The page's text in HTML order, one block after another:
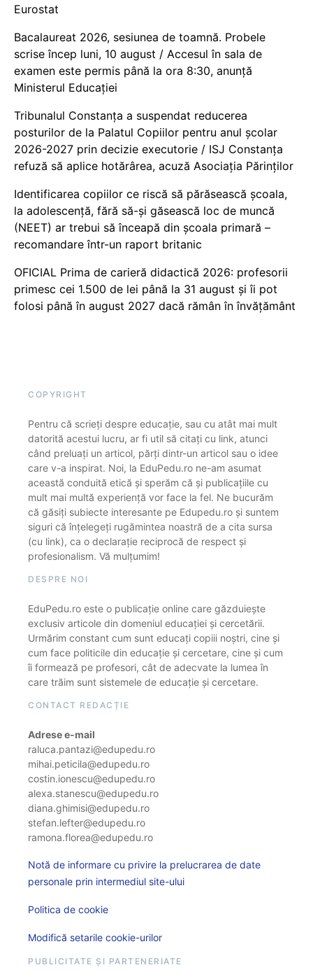
Eurostat
Bacalaureat 2026, sesiunea de toamnă. Probele
scrise încep luni, 10 august / Accesul în sala de
examen este permis până la ora 8:30, anunță
Ministerul Educației
Tribunalul Constanța a suspendat reducerea
posturilor de la Palatul Copiilor pentru anul școlar
2026-2027 prin decizie executorie / ISJ Constanța
refuză să aplice hotărârea, acuză Asociația Părinților
Identificarea copiilor ce riscă să părăsească școala,
la adolescență, fără să-și găsească loc de muncă
(NEET) ar trebui să înceapă din școala primară –
recomandare într-un raport britanic
OFICIAL Prima de carieră didactică 2026: profesorii
primesc cei 1.500 de lei până la 31 august și îi pot
folosi până în august 2027 dacă rămân în învățământ
COPYRIGHT
Pentru că scrieți despre educație, sau cu atât mai mult
datorită acestui lucru, ar fi util să citați cu link, atunci
când preluați un articol, părți dintr-un articol sau o idee
care v-a inspirat. Noi, la EduPedu.ro ne-am asumat
această conduită etică și sperăm că și publicațiile cu
mult mai multă experiență vor face la fel. Ne bucurăm
că găsiți subiecte interesante pe Edupedu.ro și suntem
siguri că înțelegeți rugămintea noastră de a cita sursa
(cu link), ca o declarație reciprocă de respect și
profesionalism. Vă mulțumim!
DESPRE NOI
EduPedu.ro este o publicație online care găzduiește
exclusiv articole din domeniul educației și cercetării.
Urmărim constant cum sunt educați copiii noștri, cine și
cum face politicile din educație și cercetare, cine și cum
îi formează pe profesori, cât de adecvate la lumea în
care trăim sunt sistemele de educație și cercetare.
CONTACT REDACȚIE
Adrese e-mail
raluca.pantazi@edupedu.ro
mihai.peticila@edupedu.ro
costin.ionescu@edupedu.ro
alexa.stanescu@edupedu.ro
diana.ghimisi@edupedu.ro
stefan.lefter@edupedu.ro
ramona.florea@edupedu.ro
Notă de informare cu privire la prelucrarea de date
personale prin intermediul site-ului
Politica de cookie
Modifică setarile cookie-urilor
PUBLICITATE ȘI PARTENERIATE